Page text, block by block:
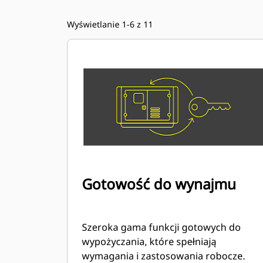
Wyświetlanie 1-6 z 11
Gotowość do wynajmu
Szeroka gama funkcji gotowych do
wypożyczania, które spełniają
wymagania i zastosowania robocze.